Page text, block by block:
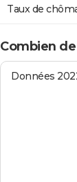
Taux de
Combien
Données